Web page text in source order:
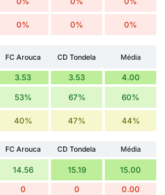
0% 0% 0%
FC Arouca CD Tondela Média
3.53 3.53 4.00
53% 67% 60%
40% 47% 44%
FC Arouca CD Tondela
Média
14.56 15.19 15.00
0 0 0.00